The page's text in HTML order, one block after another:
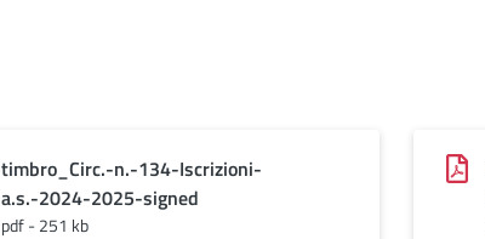
timbro_Circ.-n.-134-Iscrizioni-
a.s.-2024-2025-signed
pdf - 251 kb